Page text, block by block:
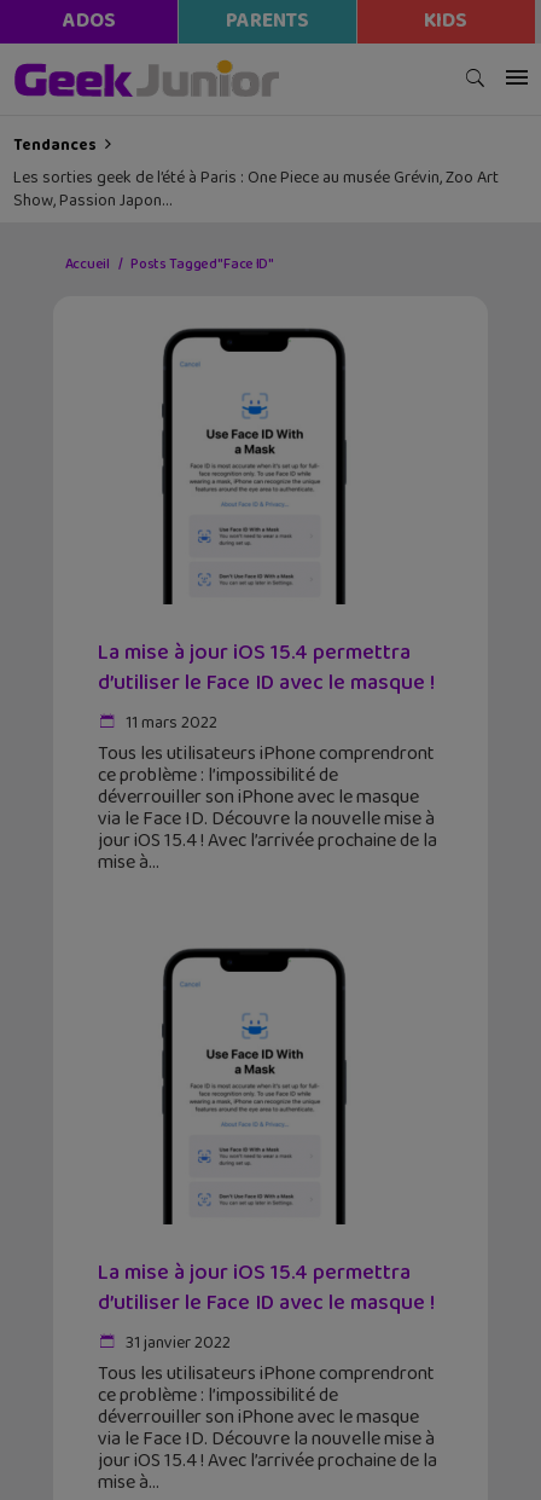
ADOS PARENTS KIDS
Tendances
Les sorties geek de l’été à Paris : One Piece au musée Grévin, Zoo Art
Show, Passion Japon…
Accueil Posts Tagged "Face ID"
La mise à jour iOS 15.4 permettra
d’utiliser le Face ID avec le masque !
11 mars 2022
Tous les utilisateurs iPhone comprendront
ce problème : l’impossibilité de
déverrouiller son iPhone avec le masque
via le Face ID. Découvre la nouvelle mise à
jour iOS 15.4 ! Avec l’arrivée prochaine de la
mise à
La mise à jour iOS 15.4 permettra
d’utiliser le Face ID avec le masque !
31 janvier 2022
Tous les utilisateurs iPhone comprendront
ce problème : l’impossibilité de
déverrouiller son iPhone avec le masque
via le Face ID. Découvre la nouvelle mise à
jour iOS 15.4 ! Avec l’arrivée prochaine de la
mise à